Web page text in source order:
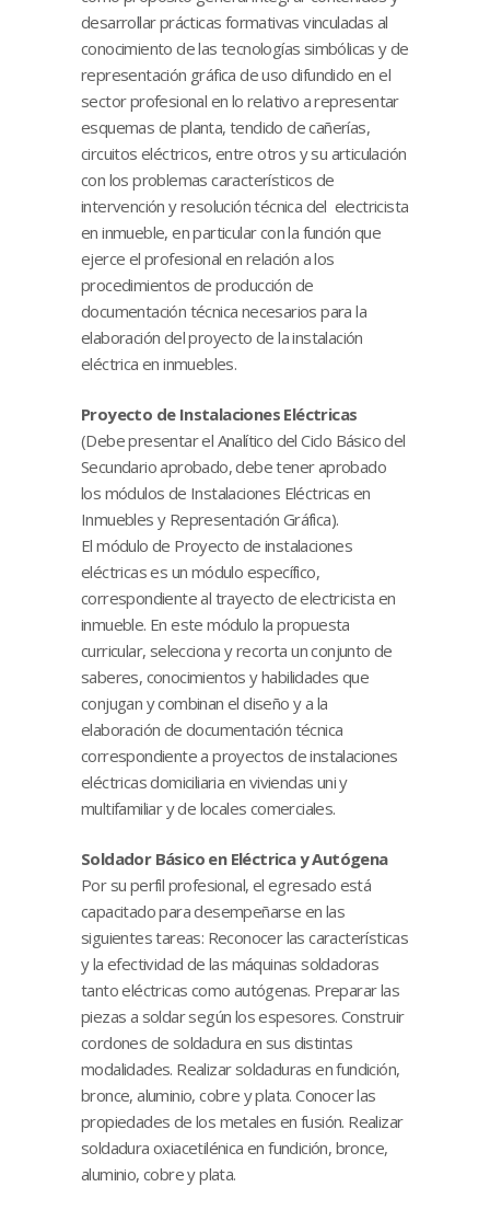
desarrollar prácticas formativas vinculadas al
conocimiento de las tecnologías simbólicas y de
representación gráfica de uso difundido en el
sector profesional en lo relativo a representar
esquemas de planta, tendido de cañerías,
circuitos eléctricos, entre otros y su articulación
con los problemas característicos de
intervención y resolución técnica del electricista
en inmueble, en particular con la función que
ejerce el profesional en relación a los
procedimientos de producción de
documentación técnica necesarios para la
elaboración del proyecto de la instalación
eléctrica en inmuebles.
Proyecto de Instalaciones Eléctricas
(Debe presentar el Analítico del Ciclo Básico del
Secundario aprobado, debe tener aprobado
los módulos de Instalaciones Eléctricas en
Inmuebles y Representación Gráfica).
El módulo de Proyecto de instalaciones
eléctricas es un módulo específico,
correspondiente al trayecto de electricista en
inmueble. En este módulo la propuesta
curricular, selecciona y recorta un conjunto de
saberes, conocimientos y habilidades que
conjugan y combinan el diseño y a la
elaboración de documentación técnica
correspondiente a proyectos de instalaciones
eléctricas domiciliaria en viviendas uni y
multifamiliar y de locales comerciales.
Soldador Básico en Eléctrica y Autógena
Por su perfil profesional, el egresado está
capacitado para desempeñarse en las
siguientes tareas: Reconocer las características
y la efectividad de las máquinas soldadoras
tanto eléctricas como autógenas. Preparar las
piezas a soldar según los espesores. Construir
cordones de soldadura en sus distintas
modalidades. Realizar soldaduras en fundición,
bronce, aluminio, cobre y plata. Conocer las
propiedades de los metales en fusión. Realizar
soldadura oxiacetilénica en fundición, bronce,
aluminio, cobre y plata.